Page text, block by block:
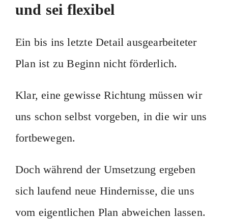
und sei flexibel
Ein bis ins letzte Detail ausgearbeiteter
Plan ist zu Beginn nicht förderlich.
Klar, eine gewisse Richtung müssen wir
uns schon selbst vorgeben, in die wir uns
fortbewegen.
Doch während der Umsetzung ergeben
sich laufend neue Hindernisse, die uns
vom eigentlichen Plan abweichen lassen.